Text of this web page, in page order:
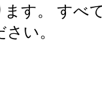
す。 すべ
い。